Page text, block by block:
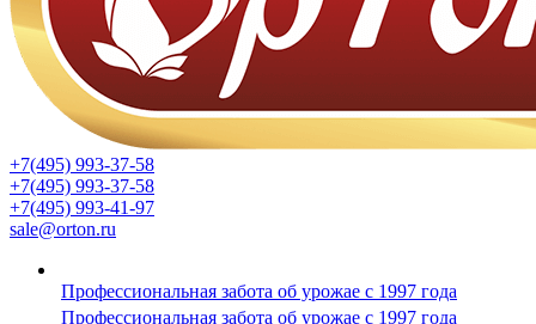
+7(495) 993-37-58
+7(495) 993-37-58
+7(495) 993-41-97
sale@orton.ru
Профессиональная забота об урожае с 1997 года
Профессиональная забота об урожае с 1997 года